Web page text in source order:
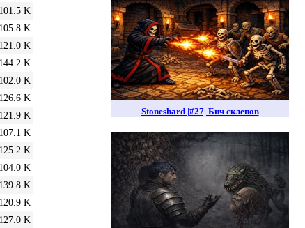
Stoneshard |#27| Бич склепов
101.5 K
105.8 K
121.0 K
144.2 K
102.0 K
126.6 K
121.9 K
107.1 K
125.2 K
104.0 K
139.8 K
120.9 K
127.0 K